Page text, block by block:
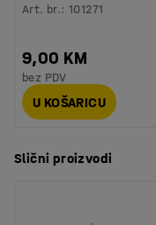
Art. br.:101271
9,00 KM
bez PDV
U KOŠARICU
Slični proizvodi